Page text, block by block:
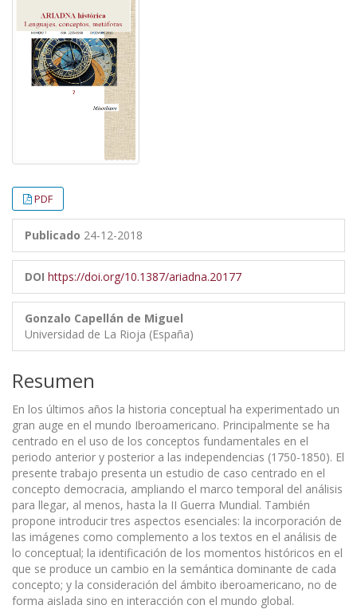
PDF
Publicado 24-12-2018
DOI https://doi.org/10.1387/ariadna.20177
Gonzalo Capellán de Miguel
Universidad de La Rioja (España)
Resumen
En los últimos años la historia conceptual ha experimentado un
gran auge en el mundo Iberoamericano. Principalmente se ha
centrado en el uso de los conceptos fundamentales en el
periodo anterior y posterior a las independencias (1750-1850). El
presente trabajo presenta un estudio de caso centrado en el
concepto democracia, ampliando el marco temporal del análisis
para llegar, al menos, hasta la II Guerra Mundial. También
propone introducir tres aspectos esenciales: la incorporación de
las imágenes como complemento a los textos en el análisis de
lo conceptual; la identificación de los momentos históricos en el
que se produce un cambio en la semántica dominante de cada
concepto; y la consideración del ámbito iberoamericano, no de
forma aislada sino en interacción con el mundo global.